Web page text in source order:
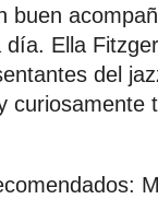
buen
Ella
del
curiosamente